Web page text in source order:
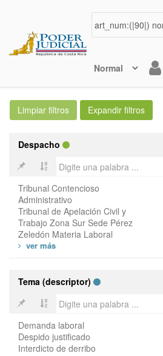
Despacho
Tribunal Contencioso
Administrativo
Tribunal de Apelación Civil y
Trabajo Zona Sur Sede Pérez
Zeledón Materia Laboral
Tema (descriptor)
Demanda laboral
Despido justificado
Interdicto de derribo